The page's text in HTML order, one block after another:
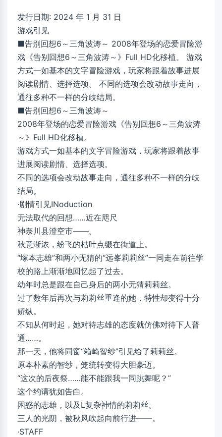
发行日期: 2024 年 1 月 31 日
游戏引见
■告别回想6～三角波涛～ 2008年登场的恋爱冒险游
戏《告别回想6～三角波涛～》Full HD化移植。 游戏
方式一如基本的文字冒险游戏，玩家将跟着故事进展
阅读剧情、选择选项。 不同的选项会改动故事走向，
通往多种不一样的分歧结局。
■告别回想6～三角波涛～
2008年登场的恋爱冒险游戏《告别回想6～三角波涛
～》Full HD化移植。
游戏方式一如基本的文字冒险游戏，玩家将跟着故事
进展阅读剧情、选择选项。
不同的选项会改动故事走向，通往多种不一样的分歧
结局。
·剧情引见INoduction
无法取代的回想……近在咫尺
神奈川县澄空市——。
秋意渐浓，纷飞的枯叶点缀在街道上。
“塚本志雄”和两小无猜的“远峯莉莉丝”一同走在前往学
校的路上渐渐地回忆起了过去。
幼年时总是跟在自己身后的两小无猜莉莉丝。
过了数年后再次与莉莉丝重逢的她，特性却变得十分
娇纵。
不知从何时起，她对待志雄的态度就仿佛对待下人普
通……。
那一天，他将同窗“箱崎智纱”引见给了莉莉丝。
原本朴素的智纱，笼统转变得大胆豪迈。
“这次的后夜祭……能不能跟我一同跳舞呢？”
这个约请犹如告白。
困惑的志雄，以及L复杂神情的莉莉丝。
三人的光阴，被秋风吹起向前行进——。
·STAFF